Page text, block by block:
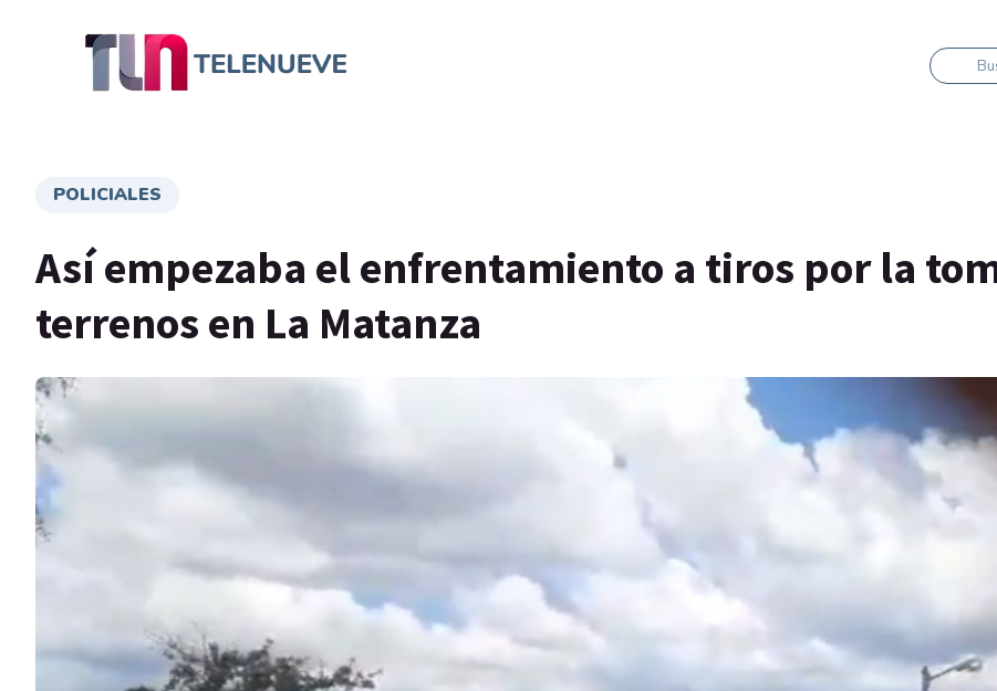
POLICIALES
Así empezaba el enfrentamiento a tiros por la
terrenos en La Matanza